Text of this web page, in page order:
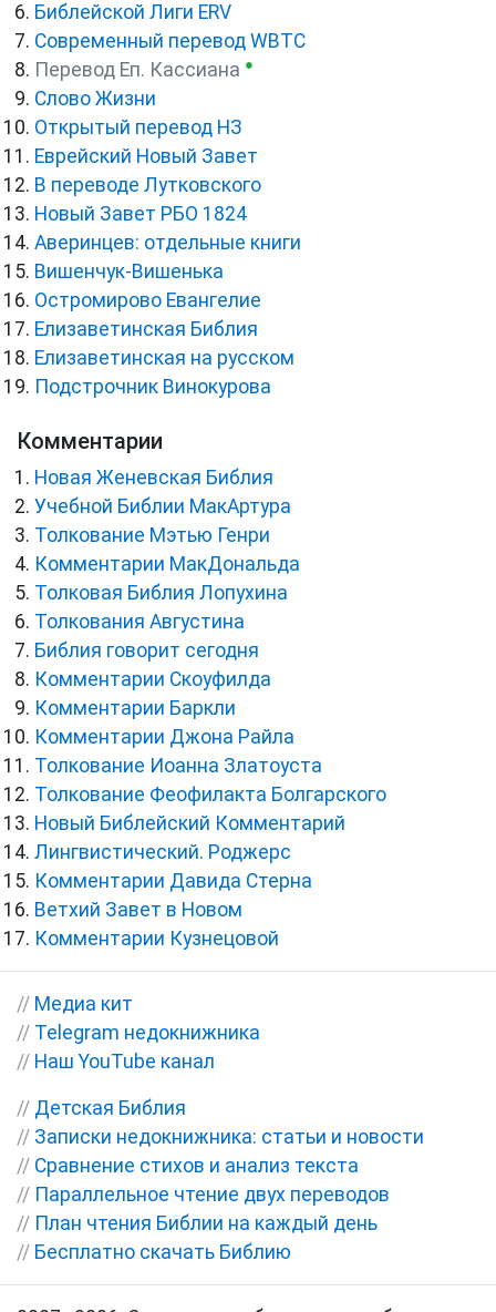
Библейской Лиги ERV
Cовременный перевод WBTC
Перевод Еп. Кассиана ●
Слово Жизни
Открытый перевод НЗ
Еврейский Новый Завет
В переводе Лутковского
Новый Завет РБО 1824
Аверинцев: отдельные книги
Вишенчук-Вишенька
Остромирово Евангелие
Елизаветинская Библия
Елизаветинская на русском
Подстрочник Винокурова
Комментарии
Новая Женевская Библия
Учебной Библии МакАртура
Толкование Мэтью Генри
Комментарии МакДональда
Толковая Библия Лопухина
Толкования Августина
Библия говорит сегодня
Комментарии Скоуфилда
Комментарии Баркли
Комментарии Джона Райла
Толкование Иоанна Златоуста
Толкование Феофилакта Болгарского
Новый Библейский Комментарий
Лингвистический. Роджерс
Комментарии Давида Стерна
Ветхий Завет в Новом
Комментарии Кузнецовой
// Медиа кит
// Telegram недокнижника
// Наш YouTube канал
// Детская Библия
// Записки недокнижника: статьи и новости
// Сравнение стихов и анализ текста
// Параллельное чтение двух переводов
// План чтения Библии на каждый день
// Бесплатно скачать Библию